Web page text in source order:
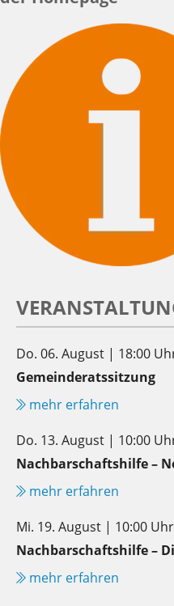
Do. 06. August | 18:00
Gemeinderatssitzung
mehr erfahren
Do. 13. August | 10:00
Nachbarschaftshilfe –
mehr erfahren
Mi. 19. August | 10:00 Uhr
Nachbarschaftshilfe –
mehr erfahren